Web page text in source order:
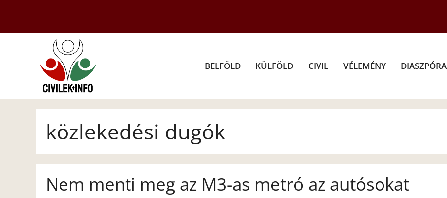
tartalomba
BELFÖLD KÜLFÖLD CIVIL VÉLEMÉNY DIASZPÓRA
közlekedési dugók
Nem menti meg az M3-as metró az autósokat